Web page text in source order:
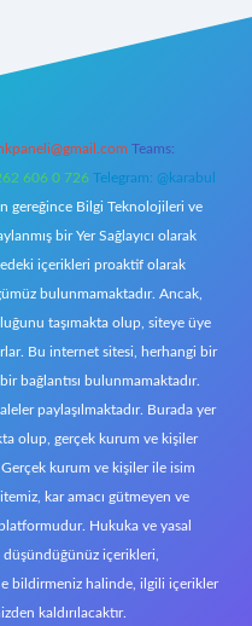
Teams:
606 0 726 Telegram: @karabul
gereğince Bilgi Teknolojileri ve
bir Yer Sağlayıcı olarak
içerikleri proaktif olarak
bulunmamaktadır. Ancak,
taşımakta olup, siteye üye
Bu internet sitesi, herhangi bir
bağlantısı bulunmamaktadır.
paylaşılmaktadır. Burada yer
olup, gerçek kurum ve kişiler
Gerçek kurum ve kişiler ile isim
kar amacı gütmeyen ve
Hukuka ve yasal
düşündüğünüz içerikleri,
bildirmeniz halinde, ilgili içerikler
kaldırılacaktır.